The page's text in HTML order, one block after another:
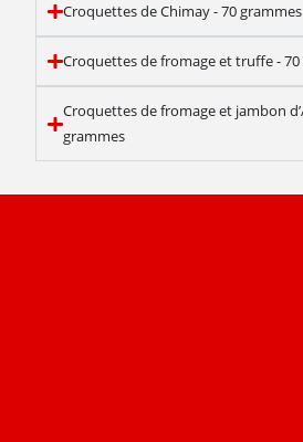
Croquettes de Chimay - 70 grammes
Croquettes de fromage et truffe - 70
Croquettes de fromage et jambon
grammes